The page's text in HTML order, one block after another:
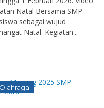
Natal Bersama SMP
sebagai wujud
Natal. Kegiatan...
Olahraga